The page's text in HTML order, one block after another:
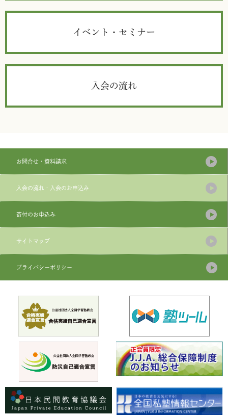
イベント・セミナー
入会の流れ
お問合せ・資料請求
入会の流れ・入会のお申込み
寄付のお申込み
サイトマップ
プライバシーポリシー